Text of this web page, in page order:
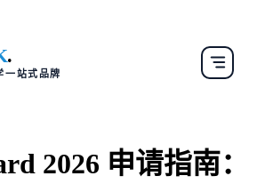
.
一站式品牌
2026 申请指南：